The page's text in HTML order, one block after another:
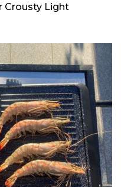
Crousty Light